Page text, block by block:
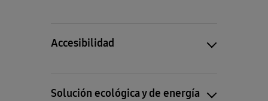
Accesibilidad
Solución ecológica y de energía